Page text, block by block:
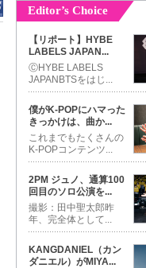
Editor’s Choice
【リポート】HYBE
LABELS JAPAN...
ⒸHYBE LABELS
JAPANBTSをはじ ...
僕がK-POPにハマった
きっかけは、曲か...
これまでもたくさんの
K-POPコンテンツ...
2PM ジュノ、通算100
回目のソロ公演を...
撮影：田中聖太郎昨
年、完全体として...
KANGDANIEL（カン
ダニエル）がMIYA...